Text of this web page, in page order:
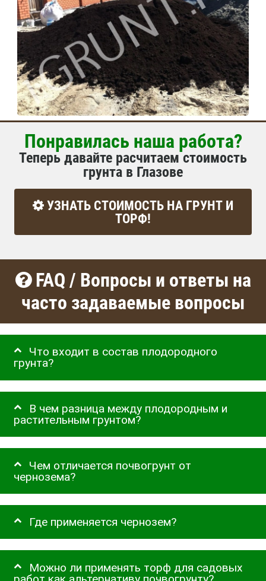
Понравилась наша работа?
Теперь давайте расчитаем стоимость
грунта в Глазове
УЗНАТЬ СТОИМОСТЬ НА ГРУНТ И
ТОРФ!
FAQ / Вопросы и ответы на
часто задаваемые вопросы
Что входит в состав плодородного
грунта?
В чем разница между плодородным и
растительным грунтом?
Чем отличается почвогрунт от
чернозема?
Где применяется чернозем?
Можно ли применять торф для садовых